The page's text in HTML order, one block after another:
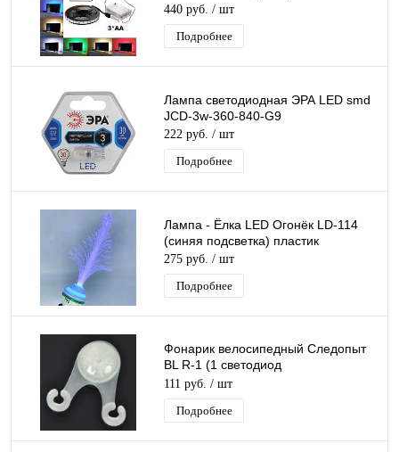
440 руб. / шт
Подробнее
Лампа светодиодная ЭРА LED smd
JCD-3w-360-840-G9
222 руб. / шт
Подробнее
Лампа - Ёлка LED Огонёк LD-114
(синяя подсветка) пластик
275 руб. / шт
Подробнее
Фонарик велосипедный Следопыт
BL R-1 (1 светодиод
красный)/10/100/500
111 руб. / шт
Подробнее